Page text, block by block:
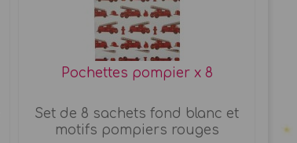
Pochettes pompier x 8
Set de 8 sachets fond blanc et
motifs pompiers rouges